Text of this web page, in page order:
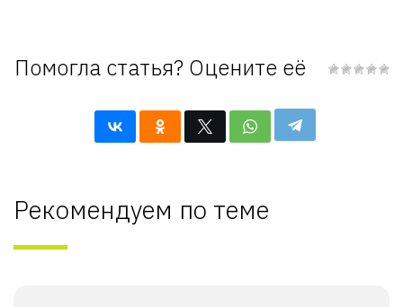
Помогла статья? Оцените её
Рекомендуем по теме